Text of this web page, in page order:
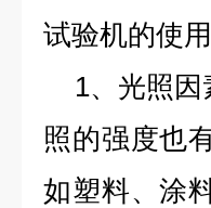
试验机的使
1、光照因
照的强度也
如塑料、涂